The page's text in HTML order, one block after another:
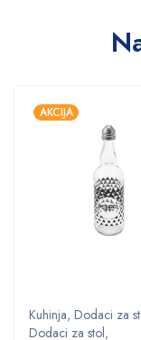
AKCIJA
Kuhinja, Dodaci za
Dodaci za stol,